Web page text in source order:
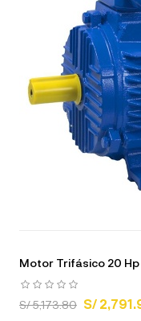
Motor Trifásico 20 Hp
S/ 5,173.80 S/